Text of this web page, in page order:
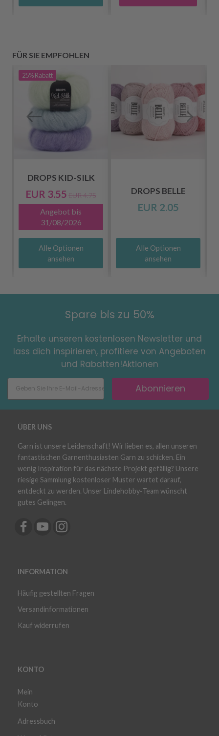
FÜR SIE EMPFOHLEN
25%Rabatt
DROPS KID-SILK
EUR 3.55 EUR 4.75
Angebot bis
31/08/2026
Alle Optionen
ansehen
DROPS BELLE
EUR 2.05
Alle Optionen
ansehen
Spare bis zu 50%
Erhalte unseren kostenlosen Newsletter und
lass dich inspirieren, profitiere von Angeboten
und Rabatten!Aktionen
Abonnieren
ÜBER UNS
Garn ist unsere Leidenschaft! Wir lieben es, allen unseren
fantastischen Garnenthusiasten Garn zu schicken. Ein
wenig Inspiration für das nächste Projekt gefällig? Unsere
riesige Sammlung kostenloser Muster wartet darauf,
entdeckt zu werden. Unser Lindehobby-Team wünscht
gutes Gelingen.
INFORMATION
Häufig gestellten Fragen
Versandinformationen
Kauf widerrufen
KONTO
Mein
Konto
Adressbuch